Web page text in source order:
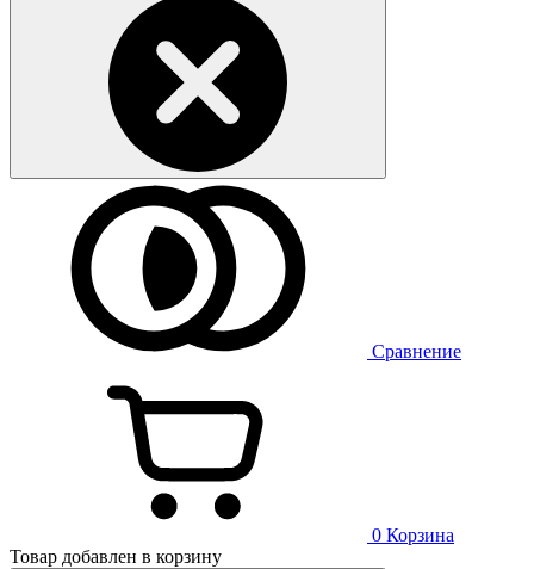
Сравнение
0 Корзина
Товар добавлен в корзину